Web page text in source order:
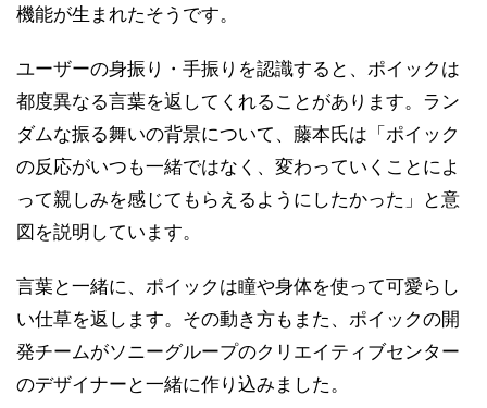
機能が生まれたそうです。
ユーザーの身振り・手振りを認識すると、ポイックは
都度異なる言葉を返してくれることがあります。ラン
ダムな振る舞いの背景について、藤本氏は「ポイック
の反応がいつも一緒ではなく、変わっていくことによ
って親しみを感じてもらえるようにしたかった」と意
図を説明しています。
言葉と一緒に、ポイックは瞳や身体を使って可愛らし
い仕草を返します。その動き方もまた、ポイックの開
発チームがソニーグループのクリエイティブセンター
のデザイナーと一緒に作り込みました。